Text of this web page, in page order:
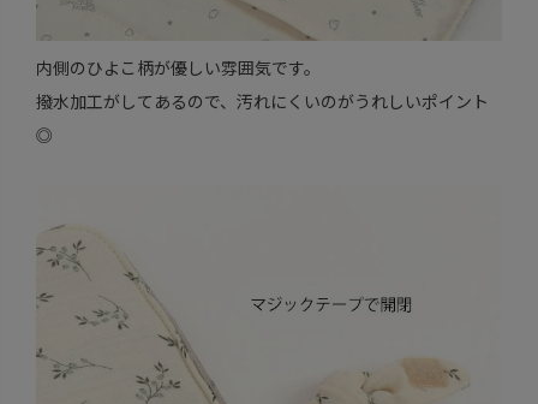
内側のひよこ柄が優しい雰囲気です。
撥水加工がしてあるので、汚れにくいのがうれしいポイント
◎